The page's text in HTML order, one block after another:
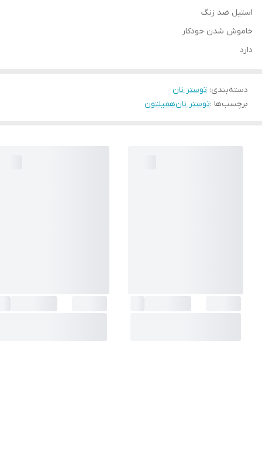
استیل ضد زنگ
خاموش شدن خودکار
دارد
دسته‌بندی: توستر نان
برچسب‌ها :توستر نانهمیلتون